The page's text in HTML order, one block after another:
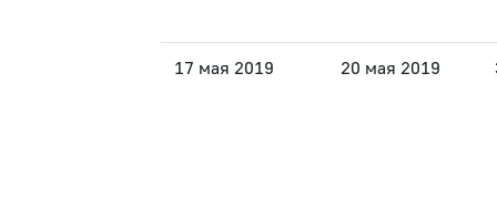
17 мая 2019 20 мая 2019